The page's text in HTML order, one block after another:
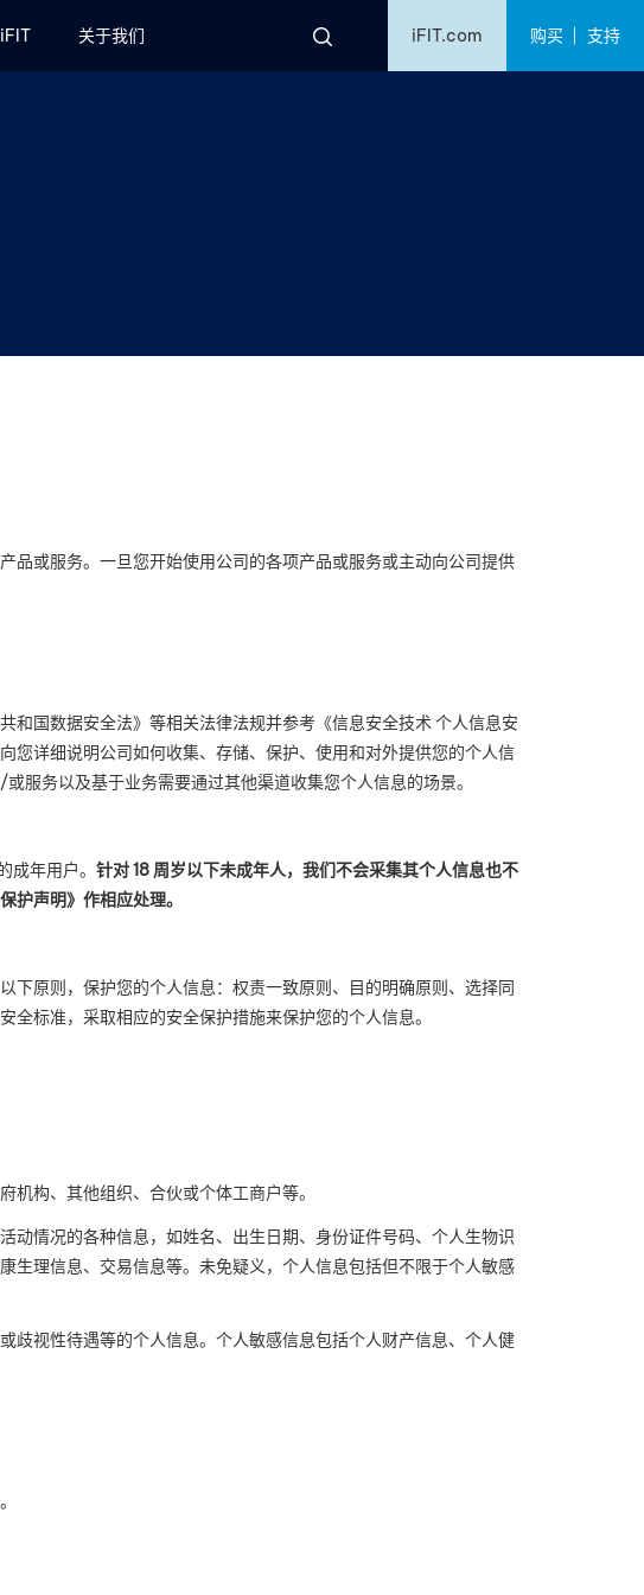
关于我们 iFIT.com 购买 支持
品或服务。一旦您开始使用公司的各项产品或服务或主动向公司提供
和国数据安全法》等相关法律法规并参考《信息安全技术 个人信息安
您详细说明公司如何收集、存储、保护、使用和对外提供您的个人信
/或服务以及基于业务需要通过其他渠道收集您个人信息的场景。
成年用户。 针对18 周岁以下未成年人，我们不会采集其个人信息也不
护声明》作相应处理。
下原则，保护您的个人信息：权责一致原则、目的明确原则、选择同
标准，采取相应的安全保护措施来保护您的个人信息。
机构、其他组织、合伙或个体工商户等。
动情况的各种信息，如姓名、出生日期、身份证件号码、个人生物识
生理信息、交易信息等。未免疑义，个人信息包括但不限于个人敏感
歧视性待遇等的个人信息。个人敏感信息包括个人财产信息、个人健